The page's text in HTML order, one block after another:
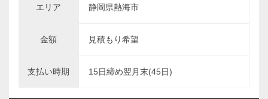
エリア 静岡県熱海市
金額 見積もり希望
支払い時期 15日締め翌月末(45日)